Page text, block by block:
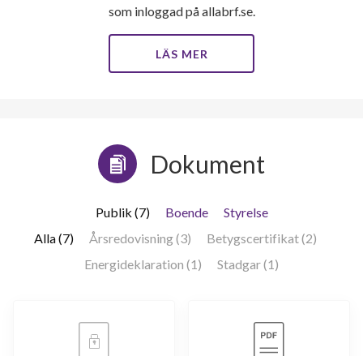
som inloggad på allabrf.se.
LÄS MER
Dokument
Publik (7) Boende
Styrelse
Alla (7)
Årsredovisning (3)
Betygscertifikat (2)
Energideklaration (1)
Stadgar (1)